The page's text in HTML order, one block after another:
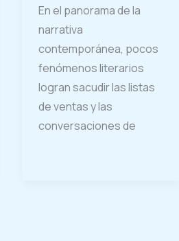
En el panorama de la
narrativa
contemporánea, pocos
fenómenos literarios
logran sacudir las listas
de ventas y las
conversaciones de